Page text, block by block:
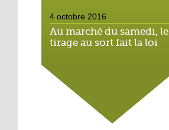
4 octobre 2016
Au marché du samedi, le
tirage au sort fait la loi
4 octobre 2016
Hautepierre: paysage
sonore